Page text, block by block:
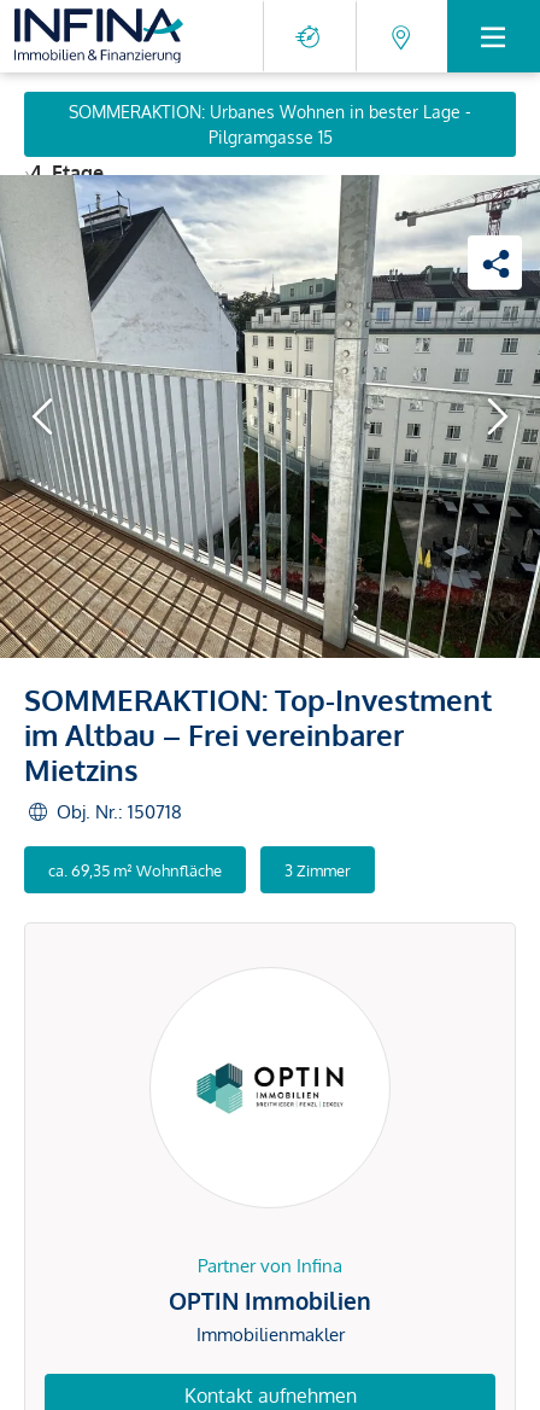
SOMMERAKTION: Urbanes Wohnen in bester Lage -
Pilgramgasse 15
›4. Etage
SOMMERAKTION: Top-Investment
im Altbau – Frei vereinbarer
Mietzins
Obj. Nr.: 150718
ca. 69,35 m² Wohnfläche 3 Zimmer
Partner von Infina
OPTIN Immobilien
Immobilienmakler
Kontakt aufnehmen